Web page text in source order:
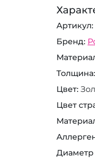
Артикул
Бренд
Толщина
Цвет
Цвет